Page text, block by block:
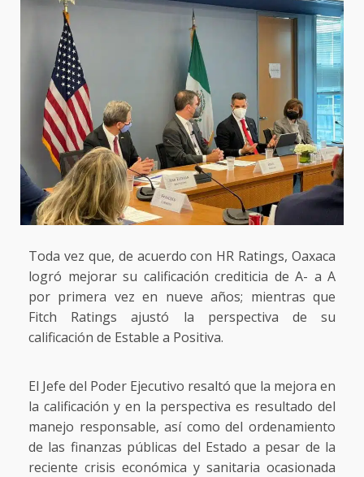
Toda vez que, de acuerdo con HR Ratings, Oaxaca
logró mejorar su calificación crediticia de A- a A
por primera vez en nueve años; mientras que
Fitch Ratings ajustó la perspectiva de su
calificación de Estable a Positiva.
El Jefe del Poder Ejecutivo resaltó que la mejora en
la calificación y en la perspectiva es resultado del
manejo responsable, así como del ordenamiento
de las finanzas públicas del Estado a pesar de la
reciente crisis económica y sanitaria ocasionada